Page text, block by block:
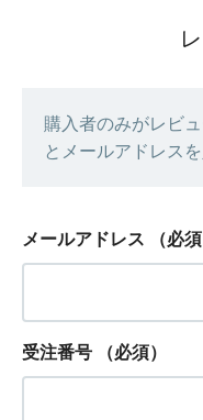
購入者のみがレビ
とメールアドレス
メールアドレス （必須
受注番号 （必須）